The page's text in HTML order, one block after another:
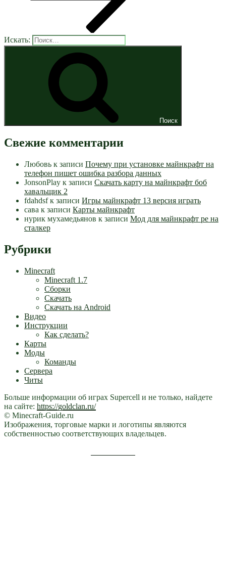
Искать:
Поиск
Свежие комментарии
Любовь к записи Почему при установке майнкрафт на
телефон пишет ошибка разбора данных
JonsonPlay к записи Скачать карту на майнкрафт боб
хавальщик 2
fdahdsfк записи Игры майнкрафт 13 версия играть
сава к записи Карты майнкрафт
нурик мухамедьянов к записи Мод для майнкрафт pe на
сталкер
Рубрики
Minecraft
Minecraft 1.7
Сборки
Скачать
Скачать на Android
Видео
Инструкции
Как сделать?
Карты
Моды
Команды
Сервера
Читы
Больше информации об играх Supercell и не только, найдете
на сайте: https://goldclan.ru/
© Minecraft-Guide.ru
Изображения, торговые марки и логотипы являются
собственностью соответствующих владельцев.